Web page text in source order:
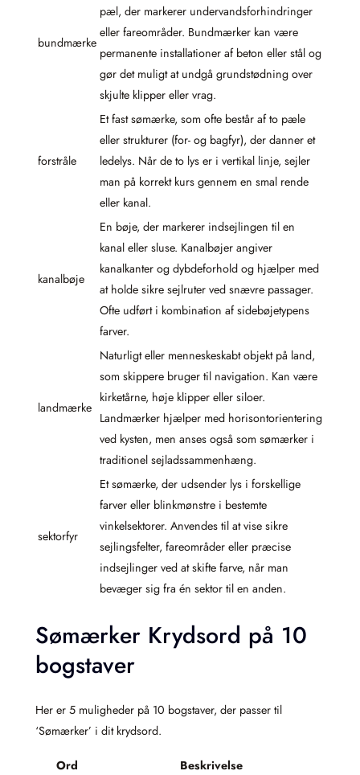
bundmærke
pæl, der markerer undervandsforhindringer
eller fareområder. Bundmærker kan være
permanente installationer af beton eller stål og
gør det muligt at undgå grundstødning over
skjulte klipper eller vrag.
forstråle
Et fast sømærke, som ofte består af to pæle
eller strukturer (for- og bagfyr), der danner et
ledelys. Når de to lys er i vertikal linje, sejler
man på korrekt kurs gennem en smal rende
eller kanal.
kanalbøje
En bøje, der markerer indsejlingen til en
kanal eller sluse. Kanalbøjer angiver
kanalkanter og dybdeforhold og hjælper med
at holde sikre sejlruter ved snævre passager.
Ofte udført i kombination af sidebøjetypens
farver.
landmærke
Naturligt eller menneskeskabt objekt på land,
som skippere bruger til navigation. Kan være
kirketårne, høje klipper eller siloer.
Landmærker hjælper med horisontorientering
ved kysten, men anses også som sømærker i
traditionel sejladssammenhæng.
sektorfyr
Et sømærke, der udsender lys i forskellige
farver eller blinkmønstre i bestemte
vinkelsektorer. Anvendes til at vise sikre
sejlingsfelter, fareområder eller præcise
indsejlinger ved at skifte farve, når man
bevæger sig fra én sektor til en anden.
Sømærker Krydsord på 10
bogstaver
Her er 5 muligheder på 10 bogstaver, der passer til
‘Sømærker’ i dit krydsord.
Ord Beskrivelse